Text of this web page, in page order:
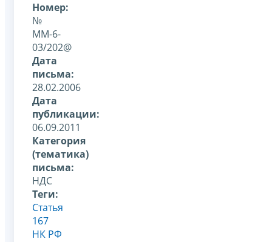
Номер:
№
ММ-6-
03/202@
Дата
письма:
28.02.2006
Дата
публикации:
06.09.2011
Категория
(тематика)
письма:
НДС
Теги:
Статья
167
НК РФ